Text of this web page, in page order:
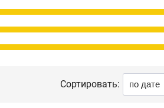
Сортировать: